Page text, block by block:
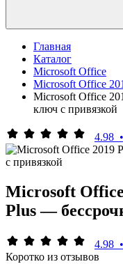
Главная
Каталог
Microsoft Office
Microsoft Office
Microsoft Office
ключ с привязкой
4.98 •
Microsoft
Plus —
4.98 •
Коротко из отзывов